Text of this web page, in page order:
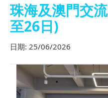
珠海及澳門交
至26日)
日期: 25/06/2026